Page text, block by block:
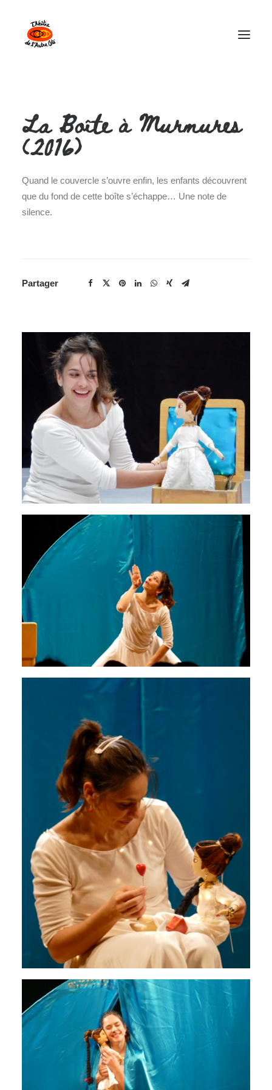
Théâtre de l’Autre Côté
Les Spectacles
Calendrier
La Boîte à Murmures
(2016)
Quand le couvercle s’ouvre enfin, les enfants découvrent
que du fond de cette boîte s’échappe… Une note de
silence.
Partager